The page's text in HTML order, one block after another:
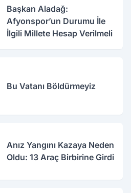
Başkan Aladağ:
Afyonspor’un Durumu İle
İlgili Millete Hesap Verilmeli
Bu Vatanı Böldürmeyiz
Anız Yangını Kazaya Neden
Oldu: 13 Araç Birbirine Girdi